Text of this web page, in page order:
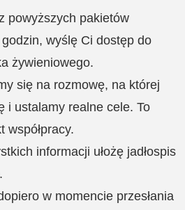
powyższych pakietów
, wyślę Ci dostęp do
żywieniowego.
się na rozmowę, na której
i ustalamy realne cele. To
współpracy.
informacji ułożę jadłospis
w momencie przesłania